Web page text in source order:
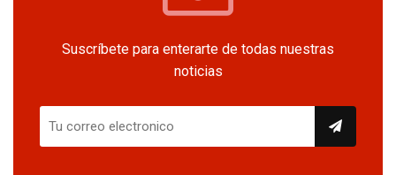
Suscríbete para enterarte de todas nuestras
noticias